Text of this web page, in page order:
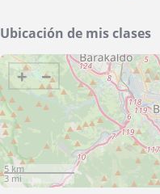
Ubicación de mis clases
+ −
5 km
3 mi